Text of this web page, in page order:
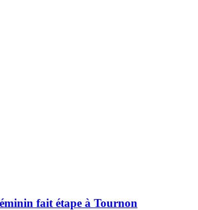
fait étape à Tournon